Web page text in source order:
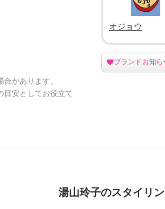
があります。
目安としてお役立て
オジョウ
ブランドお知ら
湯山玲子のスタイリ